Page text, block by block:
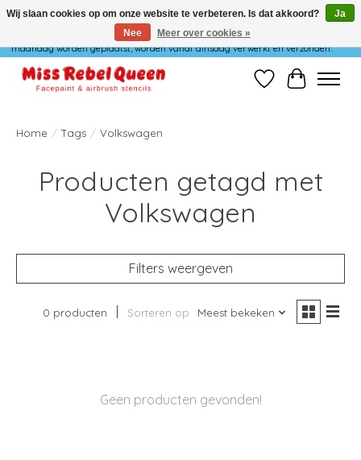
Wij verzenden niet op maandag. Bestellingen die in het weekend of op
maandag worden geplaatst, worden vanaf dinsdag verwerkt en verzonden.
Verlanglijst
Home / Tags / Volkswagen
Producten getagd met
Volkswagen
Filters weergeven
0 producten Sorteren op Meest bekeken
Geen producten gevonden!
Wij slaan cookies op om onze website te verbeteren. Is dat akkoord?
Ja
Nee
Meer over cookies »